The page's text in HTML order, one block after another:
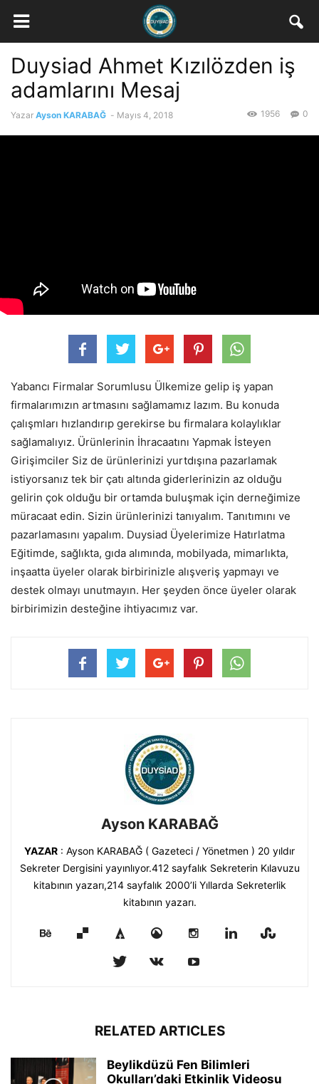
Duysiad Ahmet Kızılözden iş
adamlarını Mesaj
Yazar Ayson KARABAĞ - Mayıs 4, 2018 0
1956
Yabancı Firmalar Sorumlusu Ülkemize gelip iş yapan
firmalarımızın artmasını sağlamamız lazım. Bu konuda
çalışmları hızlandırıp gerekirse bu firmalara kolaylıklar
sağlamalıyız. Ürünlerinin İhracaatını Yapmak İsteyen
Girişimciler Siz de ürünlerinizi yurtdışına pazarlamak
istiyorsanız tek bir çatı altında giderlerinizin az olduğu
gelirin çok olduğu bir ortamda buluşmak için derneğimize
müracaat edin. Sizin ürünlerinizi tanıyalım. Tanıtımını ve
pazarlamasını yapalım. Duysiad Üyelerimize Hatırlatma
Eğitimde, sağlıkta, gıda alımında, mobilyada, mimarlıkta,
inşaatta üyeler olarak birbirinizle alışveriş yapmayı ve
destek olmayı unutmayın. Her şeyden önce üyeler olarak
birbirimizin desteğine ihtiyacımız var.
Ayson KARABAĞ
YAZAR : Ayson KARABAĞ ( Gazeteci / Yönetmen ) 20 yıldır
Sekreter Dergisini yayınlıyor.412 sayfalık Sekreterin Kılavuzu
kitabının yazarı,214 sayfalık 2000’li Yıllarda Sekreterlik
kitabının yazarı.
RELATED ARTICLES
Beylikdüzü Fen Bilimleri
Okulları’daki Etkinlik Videosu